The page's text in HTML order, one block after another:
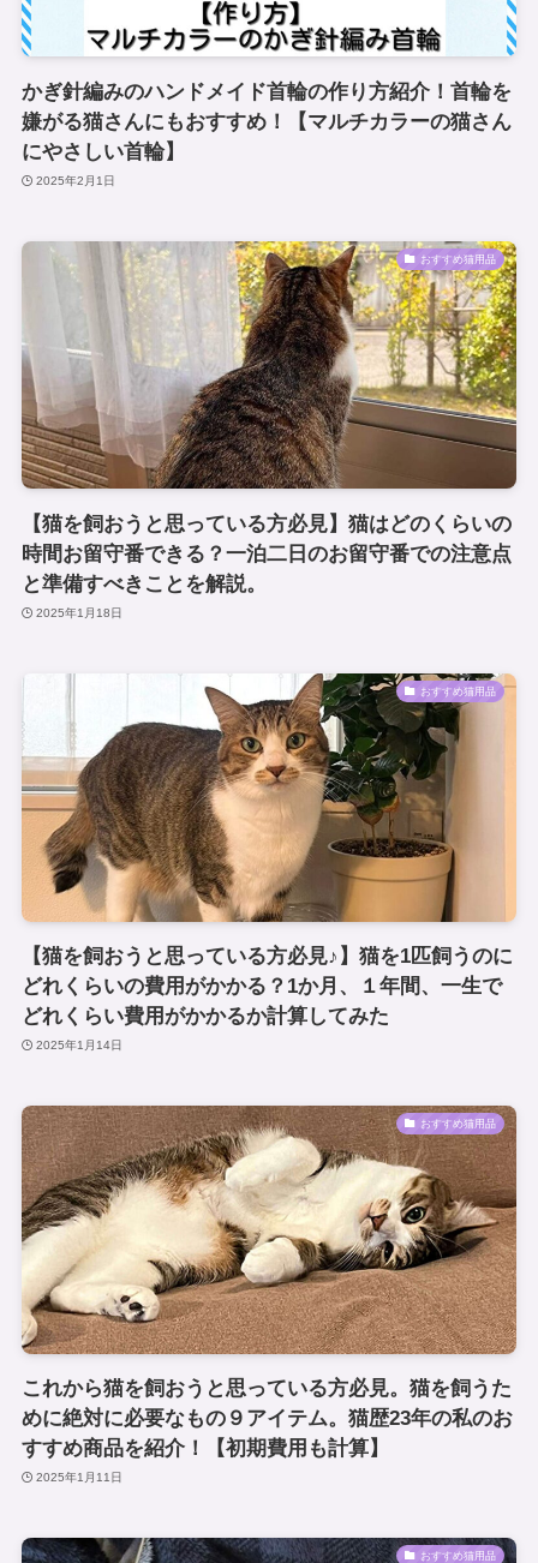
かぎ針編みのハンドメイド首輪の作り方紹介！首輪を
嫌がる猫さんにもおすすめ！【マルチカラーの猫さん
にやさしい首輪】
2025年2月1日
おすすめ猫用品
【猫を飼おうと思っている方必見】猫はどのくらいの
時間お留守番できる？一泊二日のお留守番での注意点
と準備すべきことを解説。
2025年1月18日
おすすめ猫用品
【猫を飼おうと思っている方必見♪】猫を1匹飼うのに
どれくらいの費用がかかる？1か月、１年間、一生で
どれくらい費用がかかるか計算してみた
2025年1月14日
おすすめ猫用品
これから猫を飼おうと思っている方必見。猫を飼うた
めに絶対に必要なもの９アイテム。猫歴23年の私のお
すすめ商品を紹介！【初期費用も計算】
2025年1月11日
おすすめ猫用品